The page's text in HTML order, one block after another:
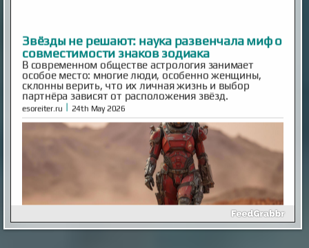
Звёзды не решают: наука развенчала миф о
совместимости знаков зодиака
В современном обществе астрология занимает
особое место: многие люди, особенно женщины,
склонны верить, что их личная жизнь и выбор
партнёра зависят от расположения звёзд.
esoreiter.ru | 24th May 2026
The Unsettling Account of Max Spiers and
Dark and Deadly Projects!
The conspiracies surrounding "super soldiers" are just as